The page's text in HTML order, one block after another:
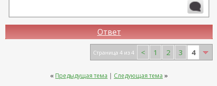
Ответ
Страница 4 из 4 < 1 2 3 4
« Предыдущая тема | Следующая тема »